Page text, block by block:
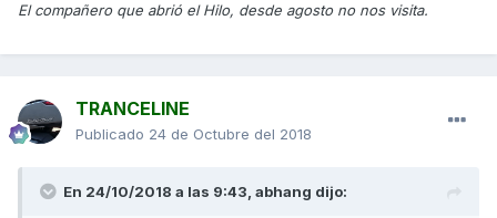
El compañero que abrió el Hilo, desde agosto no nos visita.
TRANCELINE
Publicado 24 de Octubre del 2018
En 24/10/2018 a las 9:43, abhang dijo: